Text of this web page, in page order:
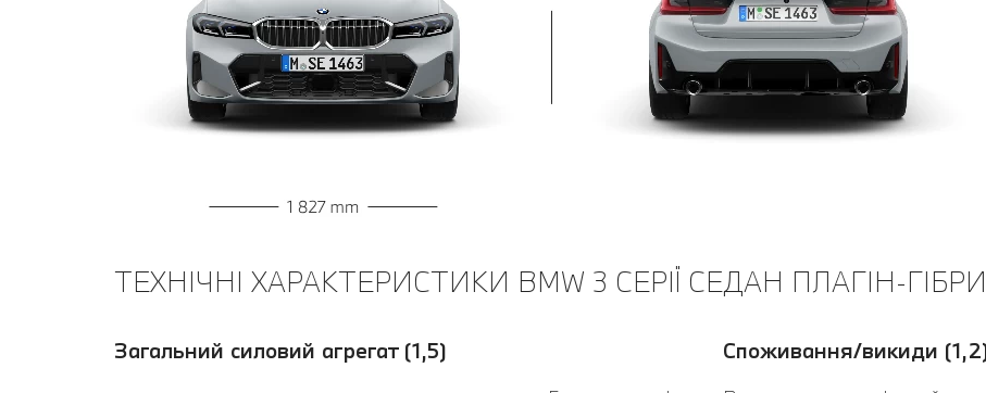
ТЕХНІЧНІ ХАРАКТЕРИСТИКИ BMW 3 СЕРІЇ СЕДАН ПЛАГІН-
Загальний силовий агрегат (1,5) Споживання/викиди